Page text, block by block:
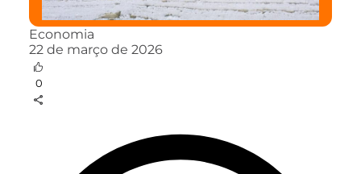
Economia
22 de março de 2026
0